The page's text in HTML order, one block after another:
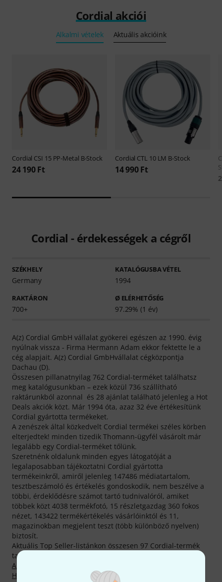
Cordial akciói
Alkalmi vételek Aktuális akcióink
Cordial CSI 15 PP-Metal B-Stock
24 190 Ft
Cordial CTL 10 LM B-Stock
14 990 Ft
Cordial - érdekességek a cégről
SZÉKHELY
Germany
KATALÓGUSBA VÉTEL
1994
RAKTÁRON
700+
Ø ELÉRHETŐSÉG
97.29% (1 év)
A(z) Cordial GmbH vállalat gyökerei egészen az 1990. évig
nyúlnak vissza - Firma Hermann Adam ekkor fektette le a
cég alapjait. A(z) Cordial GmbHvállalat cégközpontja
Dachau (D).
Összesen pillanatnyilag 762 Cordial-terméket találhatsz
meg katalógusunkban – ezek közül 736 szállítható
raktárunkból azonnal és 28 ajánlat található jelenleg a Hot
Deals akciók közt. Már 1994 óta, azaz 32 éve értékesítünk
Cordial gyártotta termékeket.
A zenészek által közkedvelt Cordial termékei széles körben
elterjedtek! minden tizedik Thomann-ügyfél vásárolt már
legalább egy Cordial-terméket tőlünk.
Szeretnénk oldalunk minden egyes látogatóját a
legalaposabban tájékoztatni Cordial gyártotta
termékeinkről, amiről jelenleg 147486 médiatartalom,
tesztbeszámoló és értékelés gondoskodik, nem beszélve a
többi, érdeklődésre számot tartó tudnivalóról, amiket
többek közt 4038 termékfotó, 15 részletgazdag 360 fokos
nézet, 143422 termékértékelés vásárlóinktól és 11,
magazinokban megjelent teszt (több különböző nyelven)
biztosít.
Aktuális Top Seller-listánkon összesen 97 Cordial-termék
található, zömében
Audiokábelek
Hibrid kábelek
Patchkábelek kategóriáink közt.